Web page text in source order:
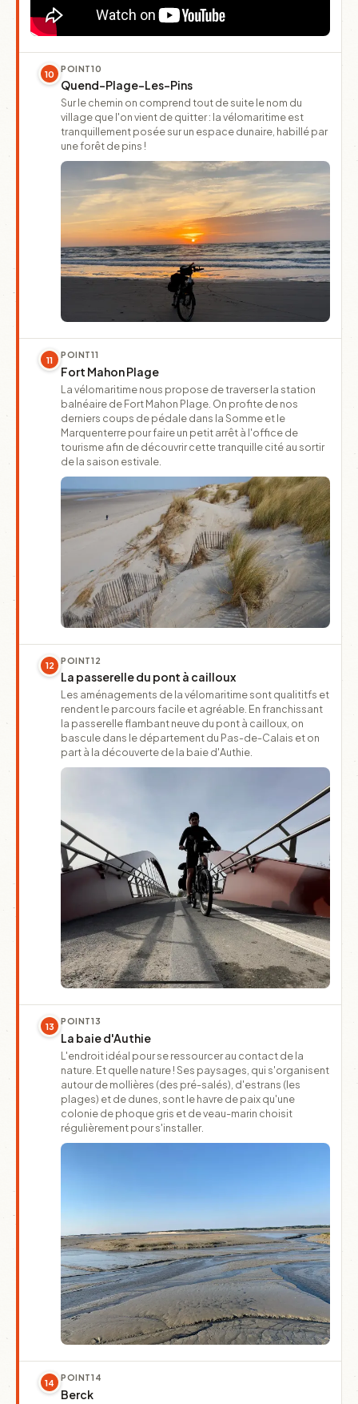
10 POINT10
Quend-Plage-Les-Pins
Sur le chemin on comprend tout de suite le nom du
village que l'on vient de quitter : la vélomaritime est
tranquillement posée sur un espace dunaire, habillé par
une forêt de pins !
11 POINT11
Fort Mahon Plage
La vélomaritime nous propose de traverser la station
balnéaire de Fort Mahon Plage. On profite de nos
derniers coups de pédale dans la Somme et le
Marquenterre pour faire un petit arrêt à l'office de
tourisme afin de découvrir cette tranquille cité au sortir
de la saison estivale.
12 POINT12
La passerelle du pont à cailloux
Les aménagements de la vélomaritime sont qualititfs et
rendent le parcours facile et agréable. En franchissant
la passerelle flambant neuve du pont à cailloux, on
bascule dans le département du Pas-de-Calais et on
part à la découverte de la baie d'Authie.
13 POINT13
La baie d'Authie
L'endroit idéal pour se ressourcer au contact de la
nature. Et quelle nature ! Ses paysages, qui s'organisent
autour de mollières (des pré-salés), d'estrans (les
plages) et de dunes, sont le havre de paix qu'une
colonie de phoque gris et de veau-marin choisit
régulièrement pour s'installer.
14 POINT14
Berck